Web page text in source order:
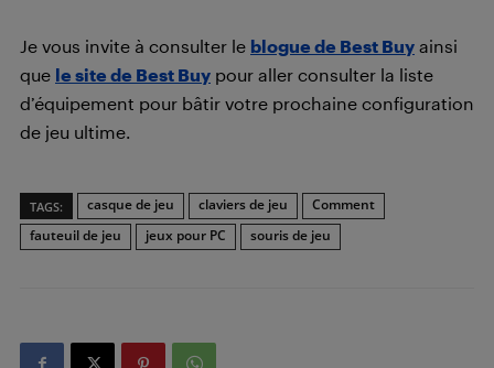
Je vous invite à consulter le blogue de Best Buy ainsi
que le site de Best Buy pour aller consulter la liste
d’équipement pour bâtir votre prochaine configuration
de jeu ultime.
TAGS: casque de jeu claviers de jeu
Comment
fauteuil de jeu
jeux pour PC souris de jeu